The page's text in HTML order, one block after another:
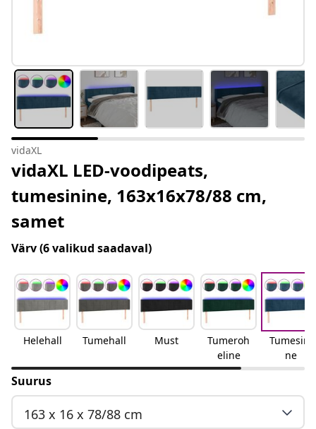
vidaXL
vidaXL LED-voodipeats,
tumesinine, 163x16x78/88 cm,
samet
Värv(6 valikud saadaval)
Helehall Tumehall Must
Tumeroh
eline
Tumesini
ne
Suurus
163 x 16 x 78/88 cm